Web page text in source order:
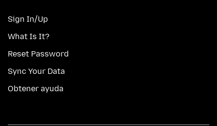
Sign In/Up
What Is It?
Reset Password
Sync Your Data
Obtener ayuda